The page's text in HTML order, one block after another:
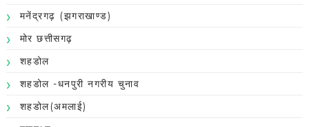
मनेंद्रगढ़ (झगराखाण्ड)
मोर छत्तीसगढ़
शहडोल
शहडोल -धनपुरी नगरीय चुनाव
शहडोल(अमलाई)